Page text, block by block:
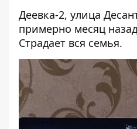
Деевка-2, улица
примерно месяц
Страдает вся семья.